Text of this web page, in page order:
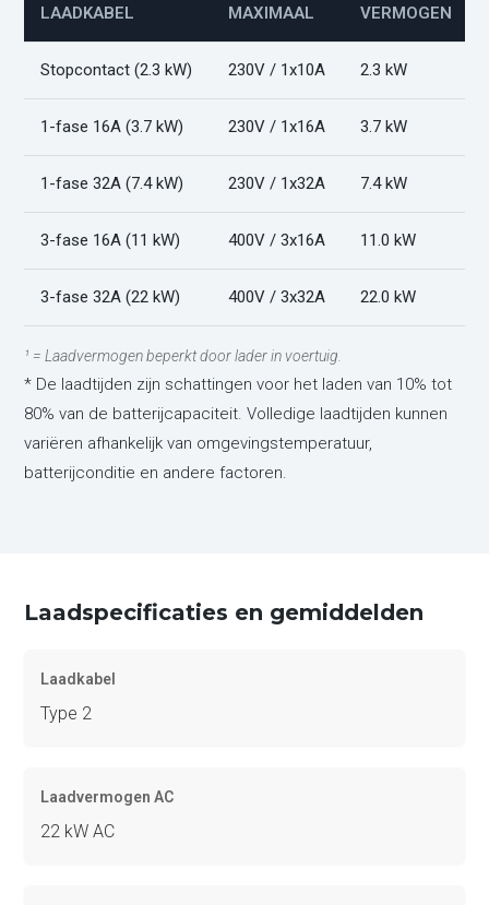
LAADKABEL MAXIMAAL VERMOGEN
Stopcontact (2.3 kW) 230V / 1x10A 2.3 kW
1-fase 16A (3.7 kW) 230V / 1x16A 3.7 kW
1-fase 32A (7.4 kW) 230V / 1x32A 7.4 kW
3-fase 16A (11 kW) 400V / 3x16A 11.0 kW
3-fase 32A (22 kW) 400V / 3x32A 22.0 kW
¹ = Laadvermogen beperkt door lader in voertuig.
* De laadtijden zijn schattingen voor het laden van 10% tot
80% van de batterijcapaciteit. Volledige laadtijden kunnen
variëren afhankelijk van omgevingstemperatuur,
batterijconditie en andere factoren.
Laadspecificaties en gemiddelden
Laadkabel
Type 2
Laadvermogen AC
22 kW AC